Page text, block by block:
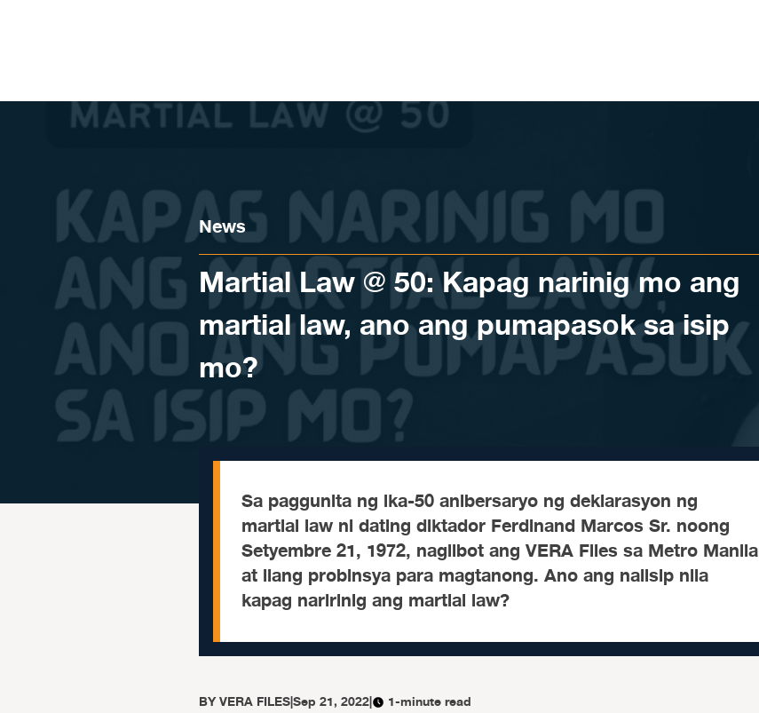
News
Martial Law @ 50: Kapag narinig mo ang
martial law, ano ang pumapasok sa isip
mo?
Sa paggunita ng ika-50 anibersaryo ng deklarasyon ng
martial law ni dating diktador Ferdinand Marcos Sr. noong
Setyembre 21, 1972, naglibot ang VERA Files sa Metro Manila
at ilang probinsya para magtanong. Ano ang naiisip nila
kapag naririnig ang martial law?
BYVERA FILES|Sep 21, 2022| 1-minute read